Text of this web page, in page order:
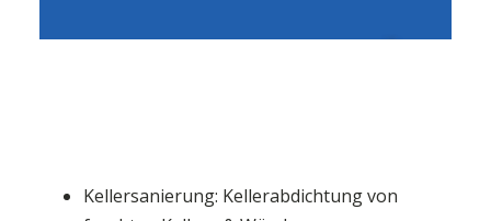
Kellersanierung: Kellerabdichtung von